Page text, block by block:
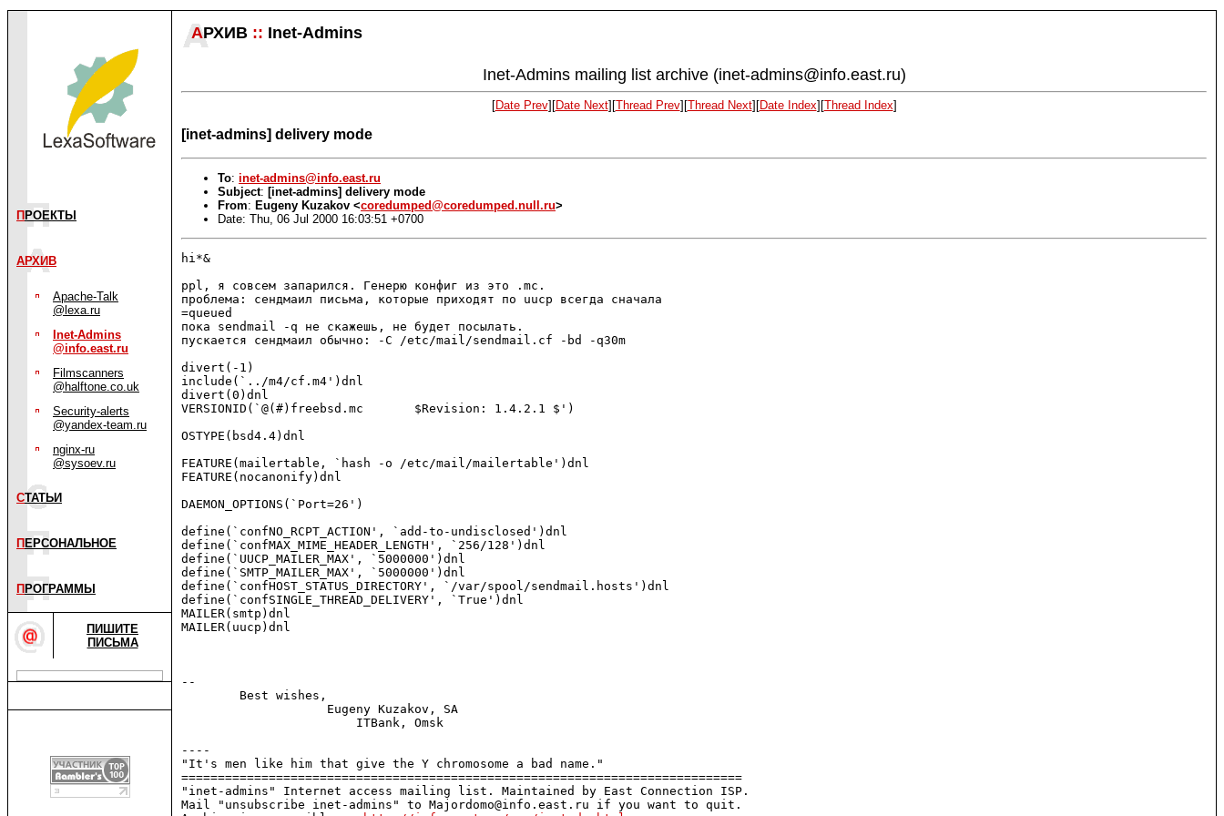
П РОЕКТЫ
АРХИВ
Apache-Talk
@lexa.ru
Inet-Admins
@info.east.ru
Filmscanners
@halftone.co.uk
Security-alerts
@yandex-team.ru
nginx-ru
@sysoev.ru
СТАТЬИ
П ЕРСОНАЛЬНОЕ
П РОГРАММЫ
ПИШИТЕ
ПИСЬМА
АРХИВ :: Inet-Admins
Inet-Admins mailing list archive (inet-admins@info.east.ru)
[Date Prev][Date Next][Thread Prev][Thread Next][Date Index][Thread Index]
[inet-admins] delivery mode
To: inet-admins@info.east.ru
Subject: [inet-admins] delivery mode
From: Eugeny Kuzakov <coredumped@coredumped.null.ru>
Date: Thu, 06 Jul 2000 16:03:51 +0700
hi*&
ppl, я совсем запарился. Генерю конфиг из это .mc.
проблема: сендмаил письма, которые приходят по uucp всегда сначала
=queued
пока sendmail -q не скажешь, не будет посылать.
пускается сендмаил обычно: -C /etc/mail/sendmail.cf -bd -q30m
divert(-1)
include(`../m4/cf.m4')dnl
divert(0)dnl
VERSIONID(`@(#)freebsd.mc       $Revision: 1.4.2.1 $')
OSTYPE(bsd4.4)dnl
FEATURE(mailertable, `hash -o /etc/mail/mailertable')dnl
FEATURE(nocanonify)dnl
DAEMON_OPTIONS(`Port=26')
define(`confNO_RCPT_ACTION', `add-to-undisclosed')dnl
define(`confMAX_MIME_HEADER_LENGTH', `256/128')dnl
define(`UUCP_MAILER_MAX', `5000000')dnl
define(`SMTP_MAILER_MAX', `5000000')dnl
define(`confHOST_STATUS_DIRECTORY', `/var/spool/sendmail.hosts')dnl
define(`confSINGLE_THREAD_DELIVERY', `True')dnl
MAILER(smtp)dnl
MAILER(uucp)dnl
--
----
"It's men like him that give the Y chromosome a bad name."
=============================================================================
"inet-admins" Internet access mailing list. Maintained by East Connection ISP.
Mail "unsubscribe inet-admins" to Majordomo@info.east.ru if you want to quit.